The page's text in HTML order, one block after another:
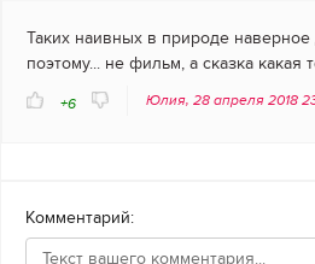
Таких наивных в природе наверное
поэтому... не фильм, а сказка какая
+6 Юлия, 28 апреля 2018
Комментарий: